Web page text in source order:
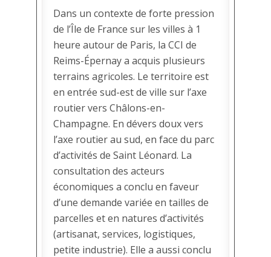
Dans un contexte de forte pression
de l’Île de France sur les villes à 1
heure autour de Paris, la CCI de
Reims-Épernay a acquis plusieurs
terrains agricoles. Le territoire est
en entrée sud-est de ville sur l’axe
routier vers Châlons-en-
Champagne. En dévers doux vers
l’axe routier au sud, en face du parc
d’activités de Saint Léonard. La
consultation des acteurs
économiques a conclu en faveur
d’une demande variée en tailles de
parcelles et en natures d’activités
(artisanat, services, logistiques,
petite industrie). Elle a aussi conclu